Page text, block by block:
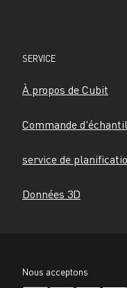
SERVICE
À propos de Cubit
Commande
service de
Données 3D
Nous acceptons